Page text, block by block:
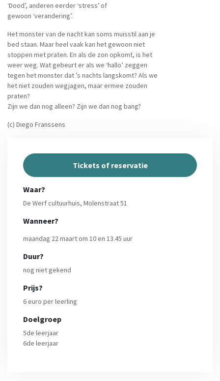
‘Dood’, anderen eerder ‘stress’ of
gewoon ‘verandering’.
Het monster van de nacht kan soms muisstil aan je
bed staan. Maar heel vaak kan het gewoon niet
stoppen met praten. En als de zon opkomt, is het
weer weg. Wat gebeurt er als we ‘hallo’ zeggen
tegen het monster dat ’s nachts langskomt? Als we
het niet zouden wegjagen, maar ermee zouden
praten?
Zijn we dan nog alleen? Zijn we dan nog bang?
(c) Diego Franssens
Tickets of reservatie
Waar?
De Werf cultuurhuis, Molenstraat 51
Wanneer?
maandag 22 maart om 10 en 13.45 uur
Duur?
nog niet gekend
Prijs?
6 euro per leerling
Doelgroep
5de leerjaar
6de leerjaar